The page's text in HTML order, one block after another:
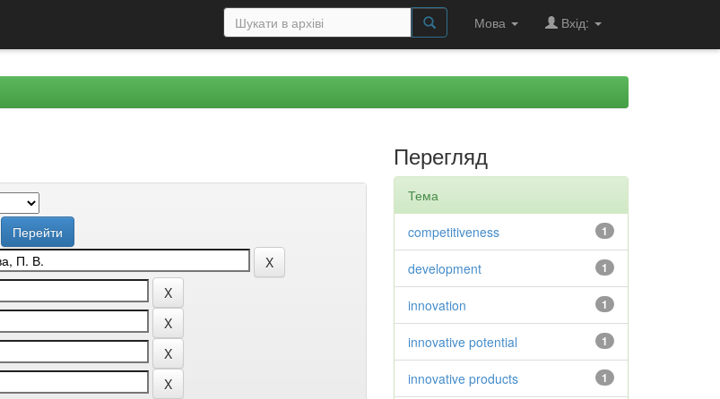
Мова Вхід:
Перегляд
Тема
1
competitiveness
1
development
1
innovation
1
innovative potential
1
innovative products